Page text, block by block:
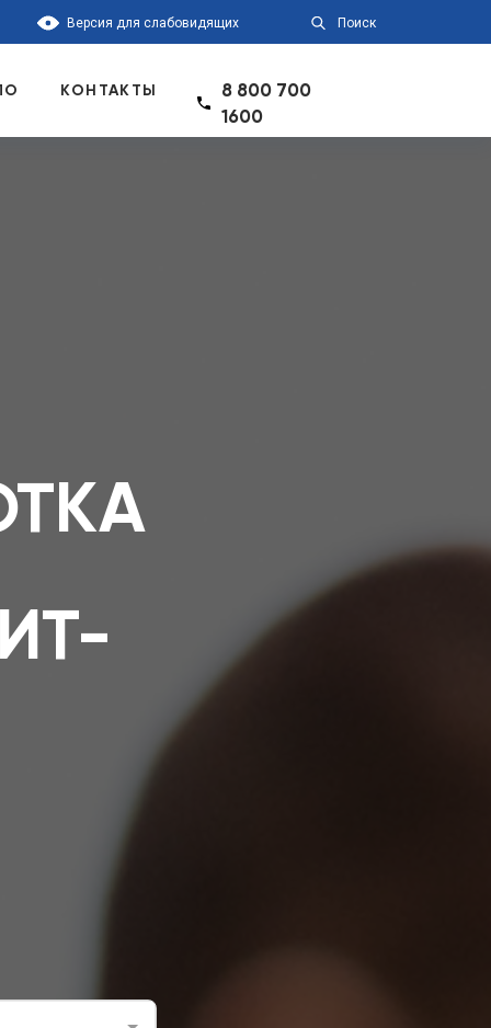
Версия для слабовидящих Поиск
КОНТАКТЫ
8 800 700
1600